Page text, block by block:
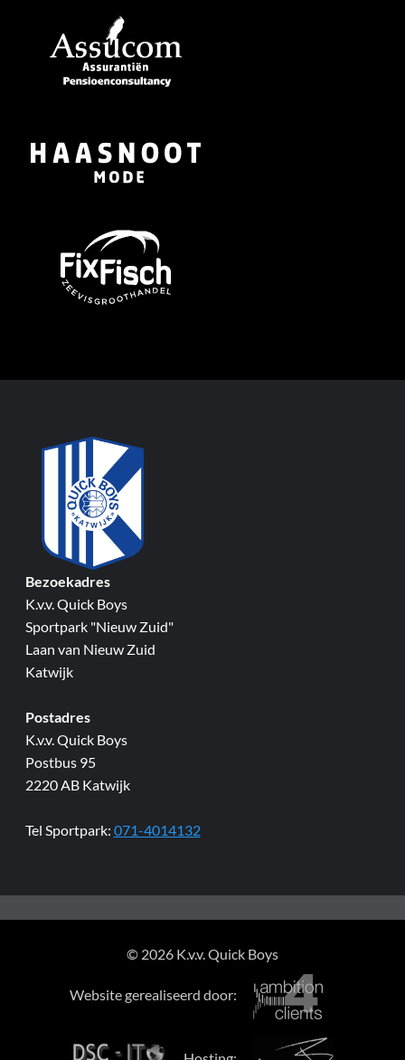
Bezoekadres
K.v.v. Quick Boys
Sportpark "Nieuw Zuid"
Laan van Nieuw Zuid
Katwijk
Postadres
K.v.v. Quick Boys
Postbus 95
2220 AB Katwijk
Tel Sportpark: 071-4014132
© 2026 K.v.v. Quick Boys
Website gerealiseerd door: